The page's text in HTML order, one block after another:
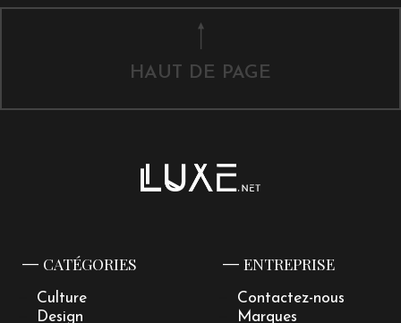
HAUT DE PAGE
CATÉGORIES
Culture
Design
ENTREPRISE
Contactez-nous
Marques